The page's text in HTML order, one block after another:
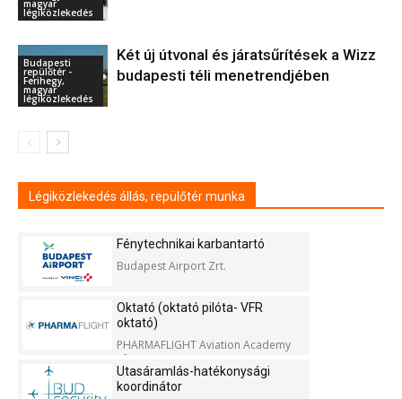
magyar
légiközlekedés
Budapesti
repülőtér -
Ferihegy,
magyar
légiközlekedés
Két új útvonal és járatsűrítések a Wizz
budapesti téli menetrendjében
Légiközlekedés állás, repülőtér munka
Fénytechnikai karbantartó
Budapest Airport Zrt.
Oktató (oktató pilóta- VFR
oktató)
PHARMAFLIGHT Aviation Academy
Kft.
Utasáramlás-hatékonysági
koordinátor